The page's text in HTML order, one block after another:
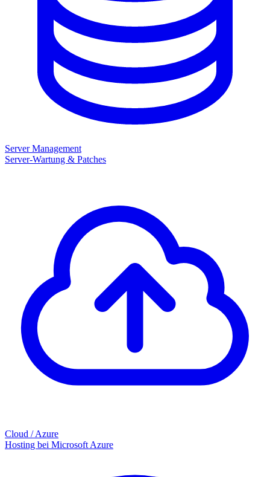
Server Management
Server-Wartung & Patches
Cloud / Azure
Hosting bei Microsoft Azure